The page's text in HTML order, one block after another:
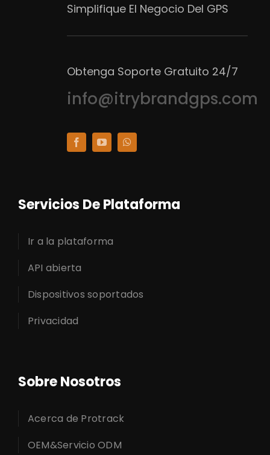
Simplifique El Negocio Del GPS
Obtenga Soporte Gratuito 24/7
info@itrybrandgps.com
Servicios De Plataforma
Ir a la plataforma
API abierta
Dispositivos soportados
Privacidad
Sobre Nosotros
Acerca de Protrack
OEM&Servicio ODM